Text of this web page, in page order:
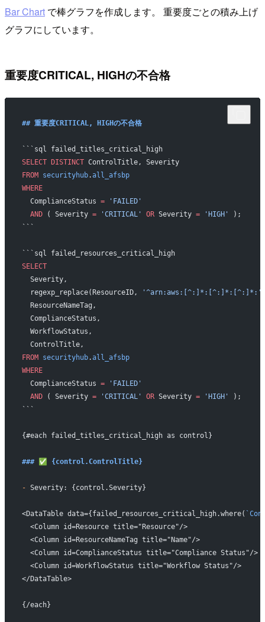
Bar Chart で棒グラフを作成します。 重要度ごとの積み上げ
グラフにしています。
重要度CRITICAL, HIGHの不合格
## 重要度CRITICAL, HIGHの不合格
```sql failed_titles_critical_high
SELECT DISTINCT ControlTitle, Severity
FROM securityhub.all_afsbp
WHERE
  ComplianceStatus
= 'FAILED'
  AND
( Severity = 'CRITICAL' OR Severity = 'HIGH'
);
```
```sql failed_resources_critical_high
SELECT
  Severity,
  regexp_replace(ResourceID,
'^arn:aws:[^:]*:[^:]*:[^:]*:'
  ResourceNameTag,
  ComplianceStatus,
  WorkflowStatus,
  ControlTitle,
FROM securityhub.all_afsbp
WHERE
  ComplianceStatus
= 'FAILED'
  AND
( Severity = 'CRITICAL' OR Severity = 'HIGH'
);
```
{#each failed_titles_critical_high as control}
### ✅️️️ {control.ControlTitle}
- Severity: {control.Severity}
<DataTable data={failed_resources_critical_high.where(
  <Column id=Resource title="Resource"/>
  <Column id=ResourceNameTag title="Name"/>
  <Column id=ComplianceStatus title="Compliance Status"/>
  <Column id=WorkflowStatus title="Workflow Status"/>
</DataTable>
{/each}